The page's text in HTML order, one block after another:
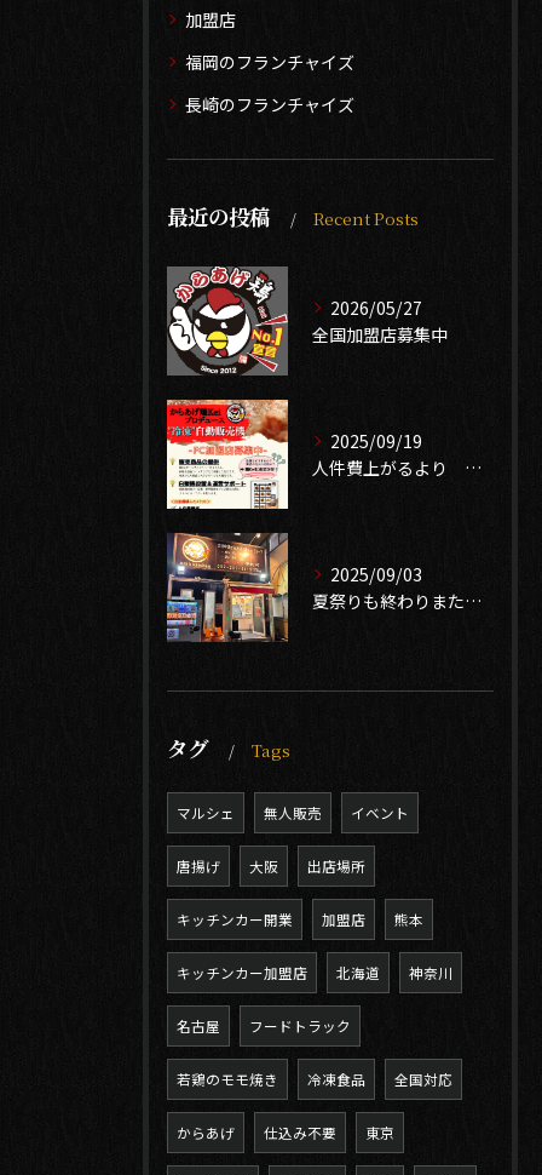
加盟店
福岡のフランチャイズ
長崎のフランチャイズ
最近の投稿 Recent Posts
2026/05/27
全国加盟店募集中
2025/09/19
人件費上がるより 無人販売で売り上げ確保 中古自販機有ります
2025/09/03
夏祭りも終わりまたイベントシーズン到来❣️
タグ Tags
マルシェ 無人販売 イベント
唐揚げ 大阪 出店場所
キッチンカー開業 加盟店 熊本
キッチンカー加盟店 北海道 神奈川
名古屋 フードトラック
若鶏のモモ焼き 冷凍食品 全国対応
からあげ 仕込み不要 東京